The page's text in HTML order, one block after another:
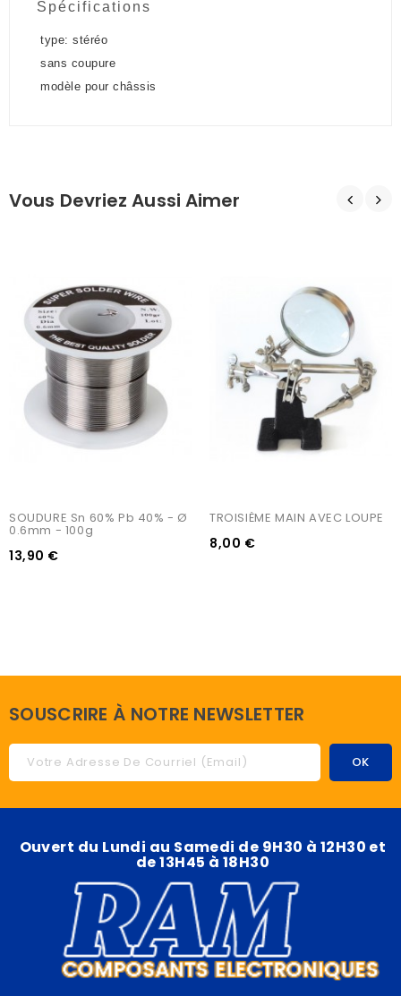
Spécifications
type: stéréo
sans coupure
modèle pour châssis
Vous Devriez Aussi Aimer
SOUDURE Sn 60% Pb 40% - Ø
0.6mm - 100g
13,90 €
TROISIÈME MAIN AVEC LOUPE
8,00 €
SOUSCRIRE À NOTRE NEWSLETTER
Ouvert du Lundi au Samedi de 9H30 à 12H30 et
de 13H45 à 18H30